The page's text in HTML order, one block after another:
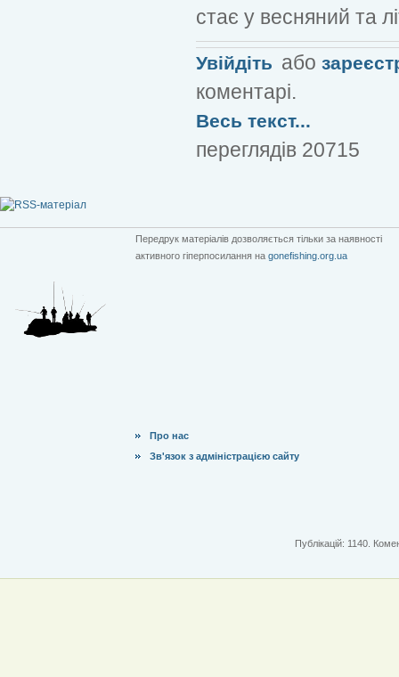
стає у весняний та
Увійдіть або
коментарі.
Весь текст...
переглядів 20715
Передрук матеріалів дозволяється тільки за наявності
активного гіперпосилання на gonefishing.org.ua
Про нас
Зв'язок з адміністрацією сайту
Публікацій: 1140.